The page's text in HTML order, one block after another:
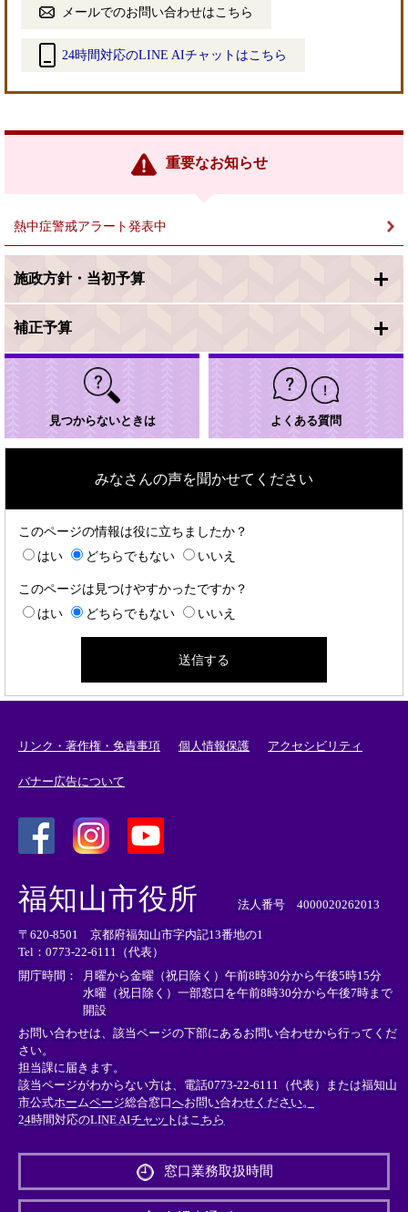
メールでのお問い合わせはこちら
24時間対応のLINE AIチャットはこちら
リ
重要なお知らせ
熱中症警戒アラート発表中
施政方針・当初予算
補正予算
見つからないときは よくある質問
みなさんの声を聞かせてください
このページの情報は役に立ちましたか？
はい
どちらでもない いいえ
このページは見つけやすかったですか？
はい
どちらでもない いいえ
リンク・著作権・免責事項 個人情報保護 アクセシビリティ
バナー広告について
外
部
リ
ン
ク
＞
外
リ
ン
ク
＞
外
部
ン
ク
＞
福知山市役所 法人番号 4000020262013
〒620-8501 京都府福知山市字内記13番地の1
Tel：0773-22-6111（代表）
開庁時間：
月曜から金曜（祝日除く）午前8時30分から午後5時15分
水曜（祝日除く）一部窓口を午前8時30分から午後7時まで
開設
お問い合わせは、該当ページの下部にあるお問い合わせから行ってくだ
さい。
担当課に届きます。
該当ページがわからない方は、電話0773-22-6111（代表）または福知山
市公式ホームページ総合窓口へお問い合わせください。
24時間対応のLINE AIチャットはこちら
外
リ
ン
窓口業務取扱時間